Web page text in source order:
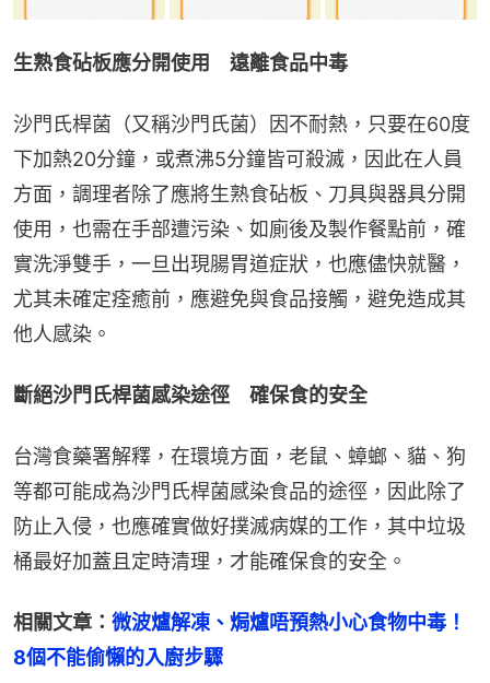
生熟食砧板應分開使用　遠離食品中毒
沙門氏桿菌（又稱沙門氏菌）因不耐熱，只要在60度
下加熱20分鐘，或煮沸5分鐘皆可殺滅，因此在人員
方面，調理者除了應將生熟食砧板、刀具與器具分開
使用，也需在手部遭污染、如廁後及製作餐點前，確
實洗淨雙手，一旦出現腸胃道症狀，也應儘快就醫，
尤其未確定痊癒前，應避免與食品接觸，避免造成其
他人感染。
斷絕沙門氏桿菌感染途徑　確保食的安全
台灣食藥署解釋，在環境方面，老鼠、蟑螂、貓、狗
等都可能成為沙門氏桿菌感染食品的途徑，因此除了
防止入侵，也應確實做好撲滅病媒的工作，其中垃圾
桶最好加蓋且定時清理，才能確保食的安全。
相關文章： 微波爐解凍、焗爐唔預熱小心食物中毒！
8個不能偷懶的入廚步驟